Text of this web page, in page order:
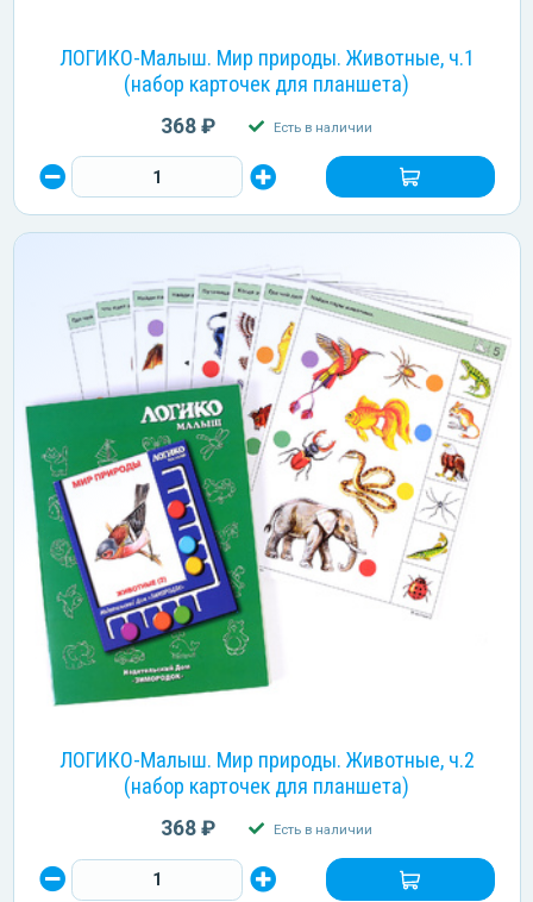
ЛОГИКО-Малыш. Мир природы. Животные, ч.1
(набор карточек для планшета)
368 ₽ Есть в наличии
ЛОГИКО-Малыш. Мир природы. Животные, ч.2
(набор карточек для планшета)
368 ₽ Есть в наличии